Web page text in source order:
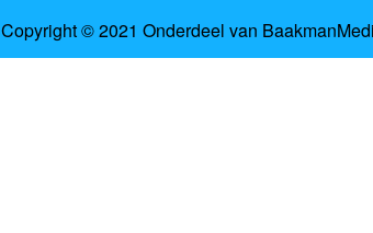
Copyright © 2021 Onderdeel van